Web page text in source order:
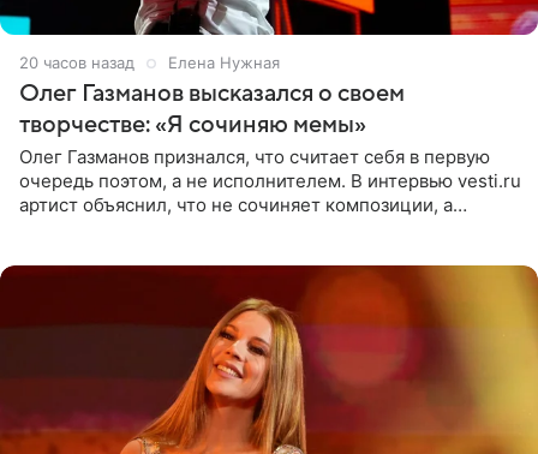
20 часов назад Елена Нужная
Олег Газманов высказался о своем
творчестве: «Я сочиняю мемы»
Олег Газманов признался, что считает себя в первую
очередь поэтом, а не исполнителем. В интервью vesti.ru
артист объяснил, что не сочиняет композиции, а